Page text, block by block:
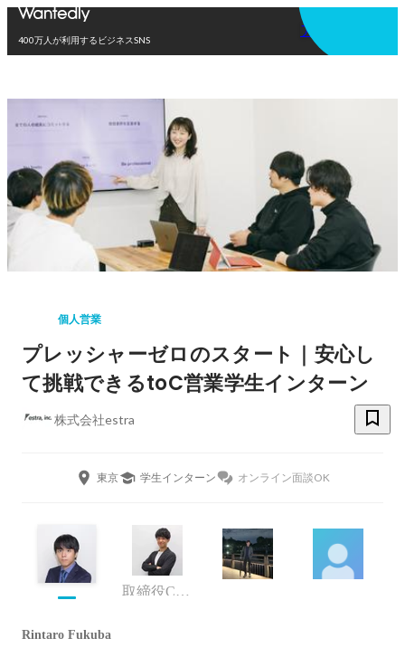
400万人が利用するビジネスSNS
アプリを使う
個人営業
プレッシャーゼロのスタート｜安心し
て挑戦できるtoC営業学生インターン
株式会社estra
東京 学生インターン オンライン面談OK
取締役COO
Rintaro Fukuba